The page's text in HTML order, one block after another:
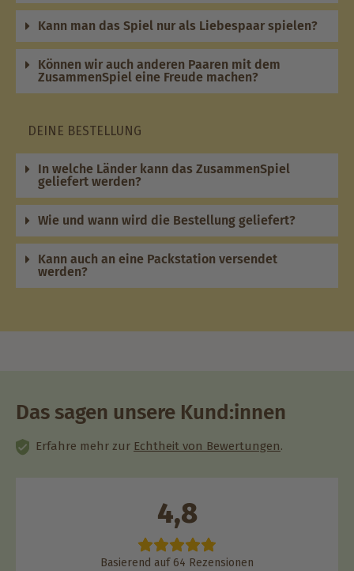
Kann man das Spiel nur als Liebespaar spielen?
Können wir auch anderen Paaren mit dem
ZusammenSpiel eine Freude machen?
DEINE BESTELLUNG
In welche Länder kann das ZusammenSpiel
geliefert werden?
Wie und wann wird die Bestellung geliefert?
Kann auch an eine Packstation versendet
werden?
Das sagen unsere Kund:innen
Erfahre mehr zur Echtheit von Bewertungen.
4,8
Basierend auf 64 Rezensionen